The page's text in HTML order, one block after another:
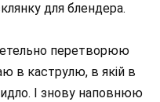
для блендера.
перетворюю
в каструлю, в якій в
І знову наповнюю